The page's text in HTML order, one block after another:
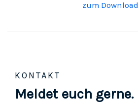
zum Download
KONTAKT
Meldet euch gerne.